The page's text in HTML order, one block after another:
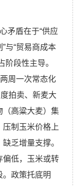
矛盾在于“供应
与“贸易商成本
阶段性主导。
周一次常态化
拍卖、新麦大
（高粱大麦）集
制玉米价格上
乏增量支撑。
偏低，玉米或转
。政策托底明